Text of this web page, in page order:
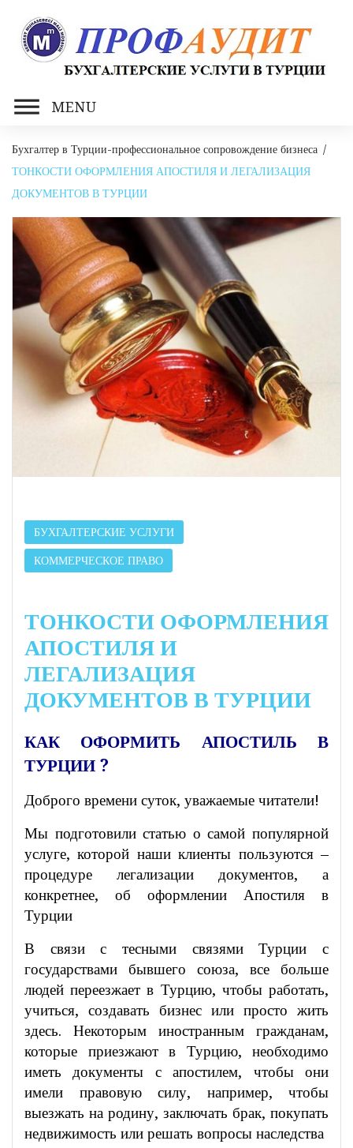
content
MENU
Бухгалтер в Турции-профессиональное сопровождение бизнеса /
ТОНКОСТИ ОФОРМЛЕНИЯ АПОСТИЛЯ И ЛЕГАЛИЗАЦИЯ
ДОКУМЕНТОВ В ТУРЦИИ
БУХГАЛТЕРСКИЕ УСЛУГИ
КОММЕРЧЕСКОЕ ПРАВО
ТОНКОСТИ ОФОРМЛЕНИЯ
АПОСТИЛЯ И
ЛЕГАЛИЗАЦИЯ
ДОКУМЕНТОВ В ТУРЦИИ
КАК ОФОРМИТЬ АПОСТИЛЬ В
ТУРЦИИ ?
Доброго времени суток, уважаемые читатели!
Мы подготовили статью о самой популярной
услуге, которой наши клиенты пользуются –
процедуре легализации документов, а
конкретнее, об оформлении Апостиля в
Турции
В связи с тесными связями Турции с
государствами бывшего союза, все больше
людей переезжает в Турцию, чтобы работать,
учиться, создавать бизнес или просто жить
здесь. Некоторым иностранным гражданам,
которые приезжают в Турцию, необходимо
иметь документы с апостилем, чтобы они
имели правовую силу, например, чтобы
выезжать на родину, заключать брак, покупать
недвижимость или решать вопросы наследства